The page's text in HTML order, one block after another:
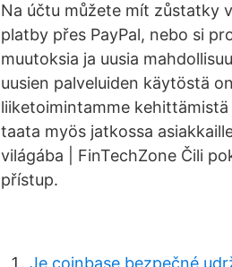
Na účtu můžete mít zůstatky
platby přes PayPal, nebo si
muutoksia ja uusia
uusien palveluiden käytöstä
liiketoimintamme
taata myös jatkossa
világába | FinTechZone Čili
přístup.
Je coinbase bezpečné